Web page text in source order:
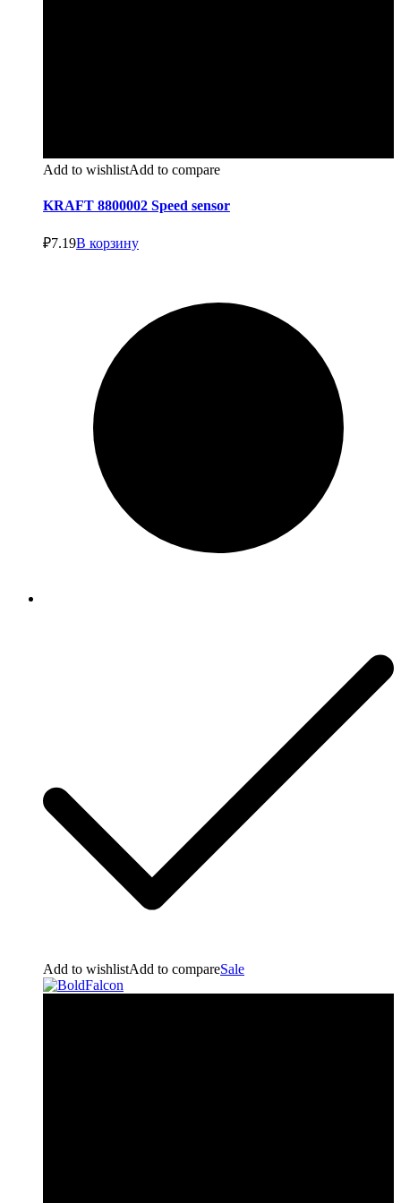
Add to wishlistAdd to compare
KRAFT 8800002 Speed sensor
₽7.19В корзину
Add to wishlistAdd to compareSale